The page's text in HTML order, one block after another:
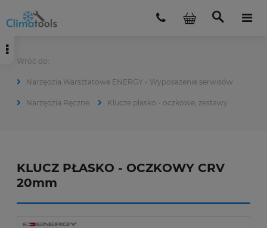
Narzędzia Warsztatowe ENERGY - Wyposażenie serwisów
Narzędzia Ręczne Klucze płasko - oczkowe; zestawy
KLUCZ PŁASKO - OCZKOWY CRV
20mm